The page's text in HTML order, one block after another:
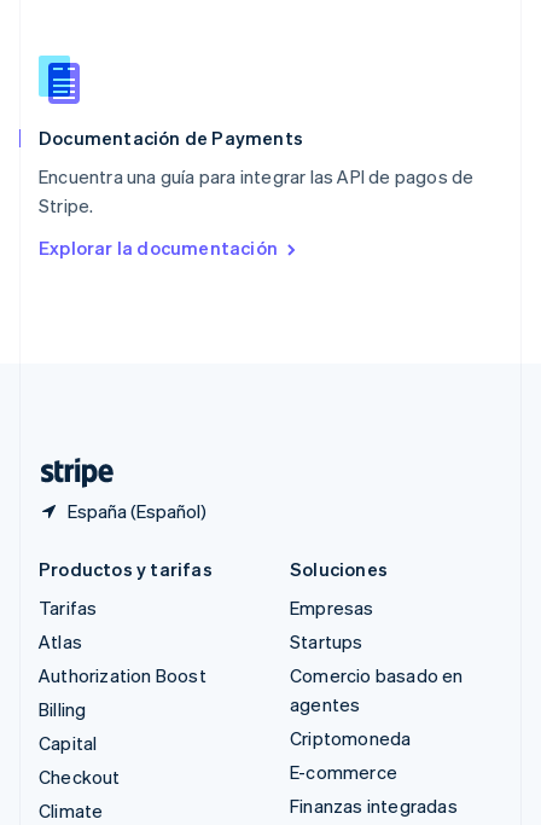
Documentación de Payments
Encuentra una guía para integrar las API de pagos de
Stripe.
Explorar la documentación
España (Español)
Português
RAE de Hong Kong, China
Reino Unido
República Checa
English
English
Productos y tarifas
Tarifas
Atlas
Authorization Boost
Billing
Capital
Checkout
Climate
Soluciones
Empresas
Startups
Comercio basado en
agentes
Criptomoneda
E-commerce
Finanzas integradas